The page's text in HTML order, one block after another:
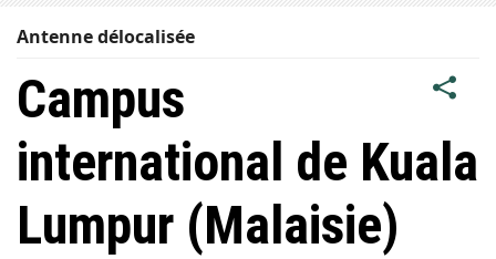
Antenne délocalisée
Campus
international de Kuala
Lumpur (Malaisie)